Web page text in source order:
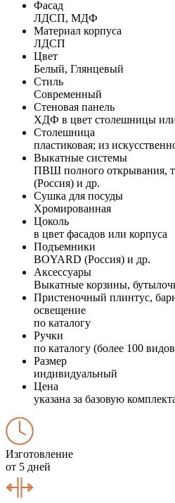
Фасад
ЛДСП, МДФ
Материал корпуса
ЛДСП
Цвет
Белый, Глянцевый
Стиль
Современный
Стеновая панель
ХДФ в цвет столешницы
Столешница
пластиковая; из
Выкатные системы
ПВШ полного открывания,
(Россия) и др.
Сушка для посуды
Хромированная
Цоколь
в цвет фасадов или корпуса
Подъемники
BOYARD (Россия) и др.
Аксессуары
Выкатные корзины,
Пристеночный плинтус,
освещение
по каталогу
Ручки
по каталогу (более 100
Размер
индивидуальный
Цена
указана за базовую
Изготовление
от 5 дней